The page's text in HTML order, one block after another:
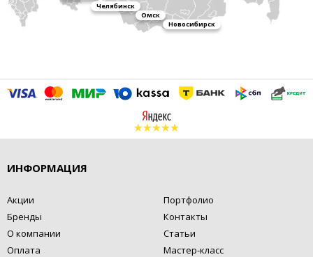
Челябинск
Омск
Новосибирск
ИНФОРМАЦИЯ
Акции
Бренды
О компании
Оплата
Портфолио
Контакты
Статьи
Мастер-класс